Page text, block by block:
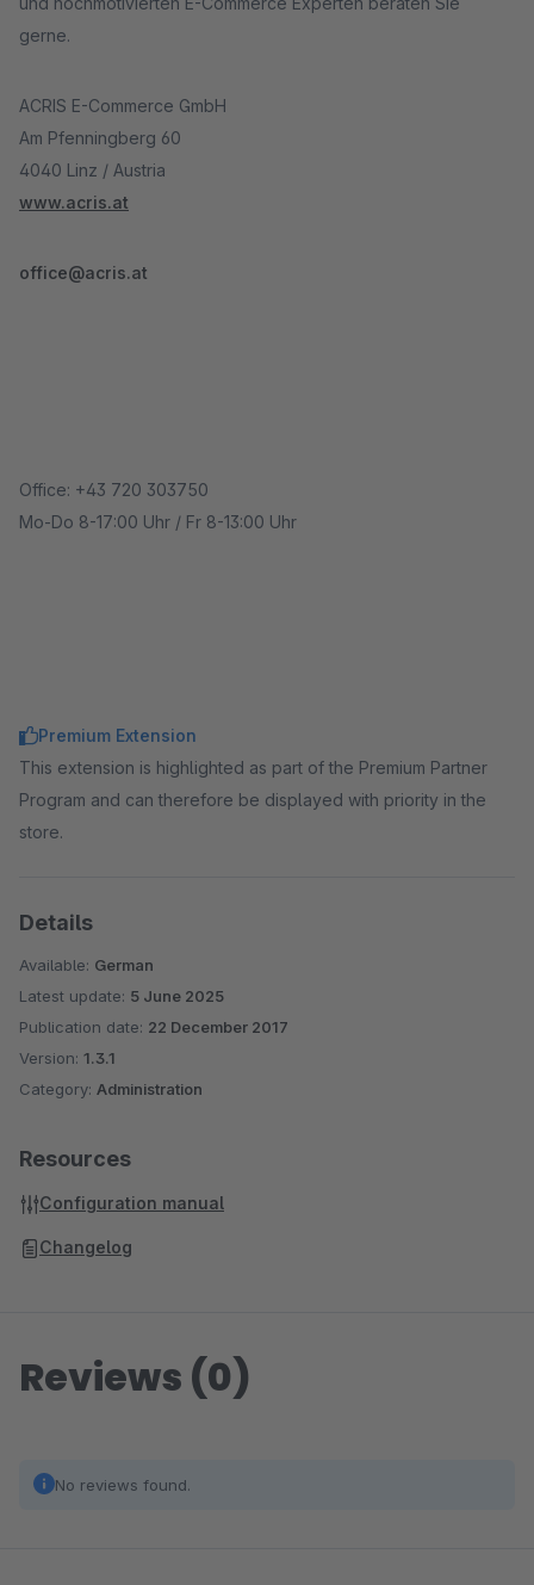
gerne.
ACRIS E-Commerce GmbH
Am Pfenningberg 60
4040 Linz / Austria
www.acris.at
office@acris.at
Office: +43 720 303750
Mo-Do 8-17:00 Uhr / Fr 8-13:00 Uhr
Premium Extension
This extension is highlighted as part of the Premium Partner
Program and can therefore be displayed with priority in the
store.
Details
Available: German
Latest update: 5 June 2025
Publication date: 22 December 2017
Version: 1.3.1
Category: Administration
Resources
Configuration manual
Changelog
Reviews (0)
No reviews found.